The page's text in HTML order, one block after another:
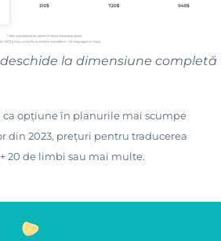
la dimensiune completă
opțiune în planurile mai scumpe
din 2023, prețuri pentru traducerea
20 de limbi sau mai multe.